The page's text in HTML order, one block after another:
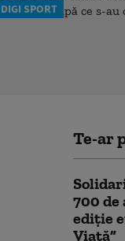
DIGI SPORT
Te-ar
700
ediție
Viață”